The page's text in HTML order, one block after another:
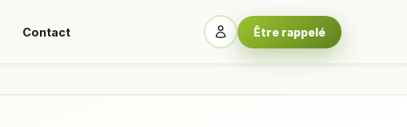
Contact Être rappelé